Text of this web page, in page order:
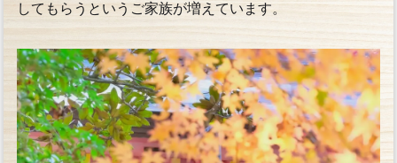
してもらうというご家族が増えています。